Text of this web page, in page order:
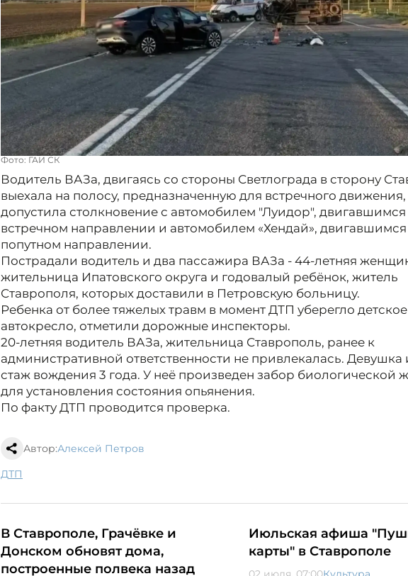
Фото: ГАИ СК
Водитель ВАЗа, двигаясь со стороны Светлограда в сторону
выехала на полосу, предназначенную для встречного движения,
допустила столкновение с автомобилем "Луидор", двигавшимся
встречном направлении и автомобилем «Хендай», двигавшимся
попутном направлении.
Пострадали водитель и два пассажира ВАЗа - 44-летняя
жительница Ипатовского округа и годовалый ребёнок, житель
Ставрополя, которых доставили в Петровскую больницу.
Ребенка от более тяжелых травм в момент ДТП уберегло детское
автокресло, отметили дорожные инспекторы.
20-летняя водитель ВАЗа, жительница Ставрополь, ранее к
административной ответственности не привлекалась. Девушка
стаж вождения 3 года. У неё произведен забор биологической
для установления состояния опьянения.
По факту ДТП проводится проверка.
Автор:Алексей Петров
ДТП
В Ставрополе, Грачёвке и
Донском обновят дома,
построенные полвека назад
Июльская афиша
карты" в Ставрополе